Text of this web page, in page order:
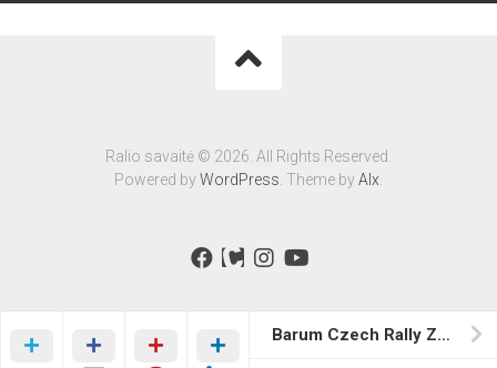
Barum Czech Rally Zlin ’19
Ralio savaitė © 2026. All Rights Reserved.
Powered byWordPress . Theme byAlx